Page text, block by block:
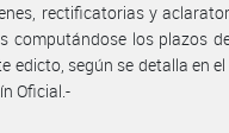
rectificatorias y
computándose los plazos
edicto, según se detalla en
Oficial.-